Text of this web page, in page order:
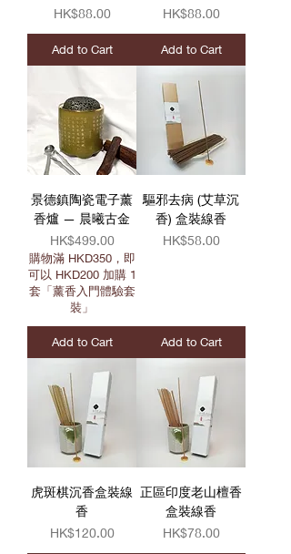
Price
HK$88.00
Add to Cart
Price
HK$88.00
Add to Cart
景德鎮陶瓷電子薰
香爐 — 晨曦古金
Price
HK$499.00
購物滿 HKD350，即
可以 HKD200 加購 1
套「薰香入門體驗套
裝」
Add to Cart
驅邪去病 (艾草沉
香) 盒裝線香
Price
HK$58.00
Add to Cart
虎斑棋沉香盒裝線
香
Price
HK$120.00
正區印度老山檀香
盒裝線香
Price
HK$78.00